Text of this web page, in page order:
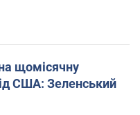
щомісячну
США: Зеленський